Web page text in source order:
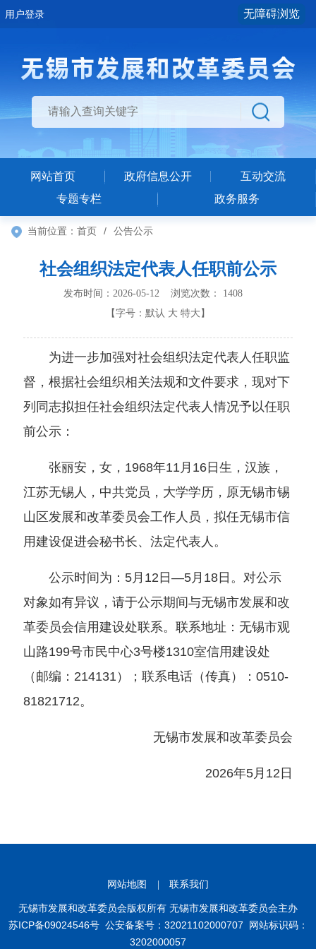
用户登录 无障碍浏览
网站首页 政府信息公开
互动交流
专题专栏
政务服务
当前位置： 首页 / 公告公示
社会组织法定代表人任职前公示
发布时间：2026-05-12 浏览次数： 1408
【字号： 默认 大 特大 】
为进一步加强对社会组织法定代表人任职监
督，根据社会组织相关法规和文件要求，现对下
列同志拟担任社会组织法定代表人情况予以任职
前公示：
张丽安，女，1968年11月16日生，汉族，
江苏无锡人，中共党员，大学学历，原无锡市锡
山区发展和改革委员会工作人员，拟任无锡市信
用建设促进会秘书长、法定代表人。
公示时间为：5月12日―5月18日。对公示
对象如有异议，请于公示期间与无锡市发展和改
革委员会信用建设处联系。联系地址：无锡市观
山路199号市民中心3号楼1310室信用建设处
（邮编：214131）；联系电话（传真）：0510-
81821712。
无锡市发展和改革委员会
2026年5月12日
网站地图 联系我们
无锡市发展和改革委员会版权所有 无锡市发展和改革委员会主办
苏ICP备09024546号 公安备案号：32021102000707 网站标识码：
3202000057